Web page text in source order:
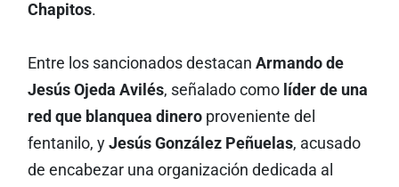
Chapitos.
Entre los sancionados destacan Armando de
Jesús Ojeda Avilés, señalado como líder de una
red que blanquea dineroproveniente del
fentanilo, y Jesús González Peñuelas, acusado
de encabezar una organización dedicada al